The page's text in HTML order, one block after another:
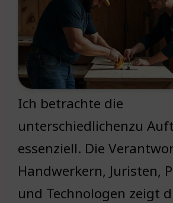
Ich betrachte die
unterschiedlichenzu
essenziell. Die
Handwerkern, Juristen,
und Technologen zeigt